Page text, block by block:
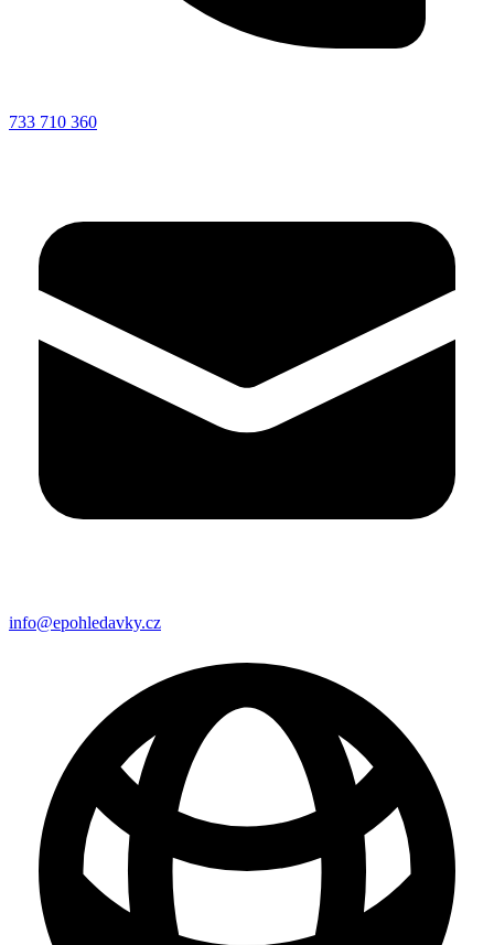
733 710 360
info@epohledavky.cz